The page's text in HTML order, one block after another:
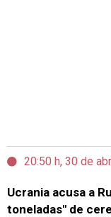
20:50 h, 30 de
Ucrania acusa a
toneladas" de